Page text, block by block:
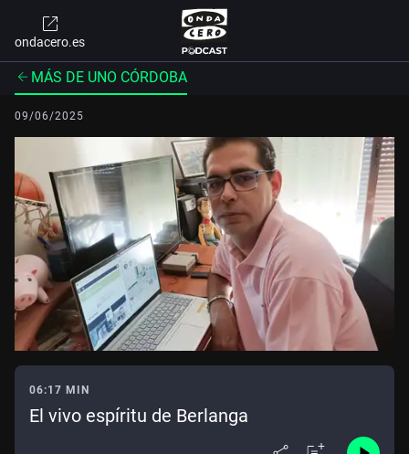
ondacero.es
MÁS DE UNO CÓRDOBA
09/06/2025
06:17 MIN
El vivo espíritu de Berlanga